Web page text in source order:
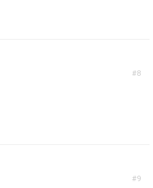
#8
#9